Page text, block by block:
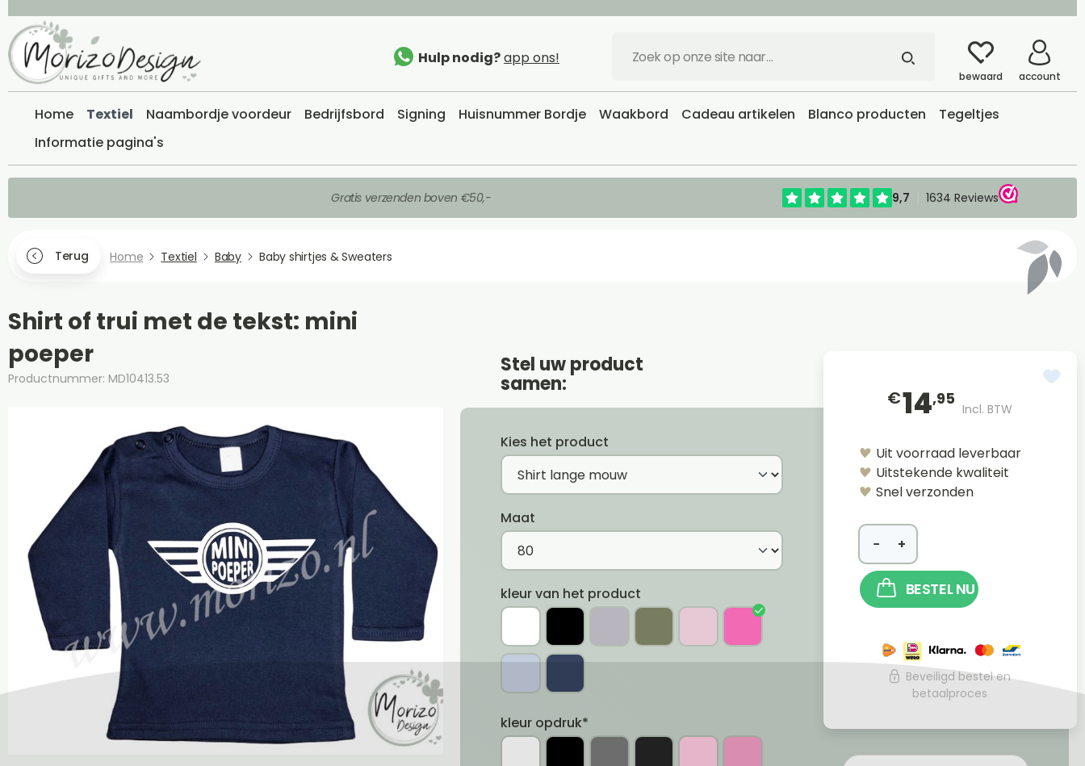
Hulp nodig?app ons!
bewaard account
Home Textiel Naambordje voordeur Bedrijfsbord Signing Huisnummer Bordje Waakbord Cadeau artikelen Blanco producten
Tegeltjes
Informatie pagina's
Gratis verzenden boven €50,-
Terug Home Textiel Baby Baby shirtjes & Sweaters
Shirt of trui met de tekst: mini
poeper
Productnummer: MD10413.53
Stel uw product
samen:
Kies het product
Maat
kleur van het product
kleur opdruk*
€14,95
Incl. BTW
Uit voorraad leverbaar
Uitstekende kwaliteit
Snel verzonden
− +
BESTEL NU
Beveiligd bestel en
betaalproces